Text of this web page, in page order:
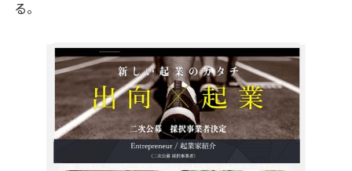
る。